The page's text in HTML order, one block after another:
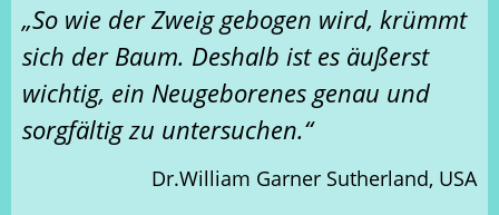
„So wie der Zweig gebogen wird, krümmt
sich der Baum. Deshalb ist es äußerst
wichtig, ein Neugeborenes genau und
sorgfältig zu untersuchen.“
Dr.William Garner Sutherland, USA